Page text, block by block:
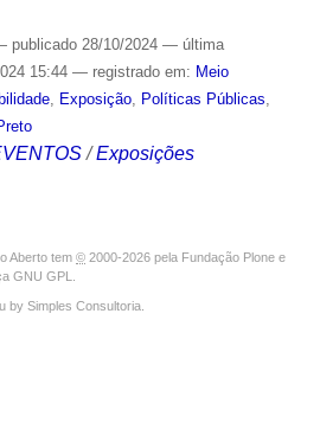
publicado28/10/2024 — última
15:44 — registrado em: Meio
, Exposição, Políticas Públicas
/Exposições
Aberto tem © 2000-2026 pela Fundação Plone e
GNU GPL
by Simples Consultoria